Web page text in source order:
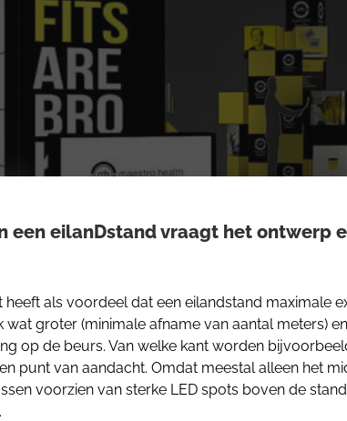
een eilanDstand vraagt het ontwerp
heeft als voordeel dat een eilandstand maximale
wat groter (minimale afname van aantal meters)
op de beurs. Van welke kant worden
punt van aandacht. Omdat meestal alleen het
voorzien van sterke LED spots boven de